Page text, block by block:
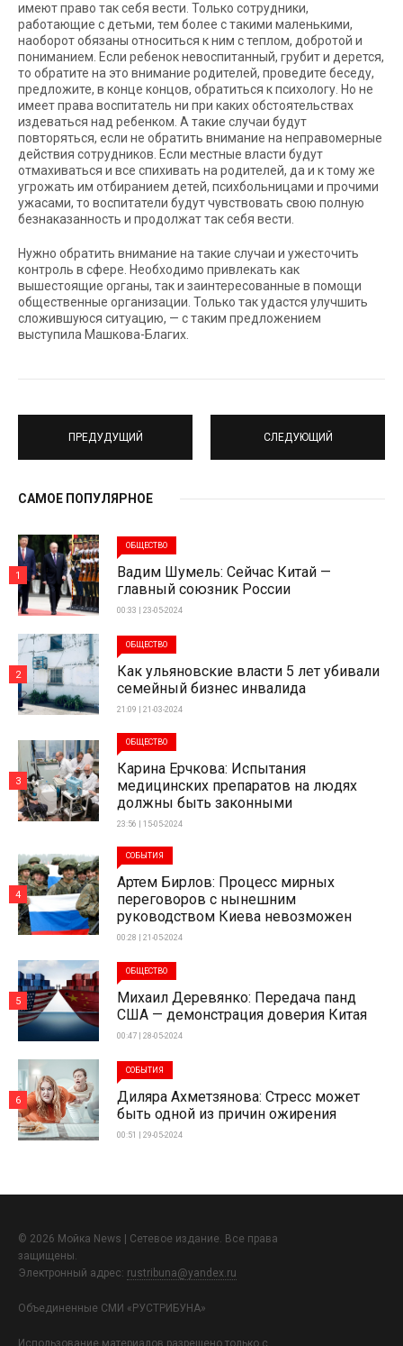
имеют право так себя вести. Только сотрудники,
работающие с детьми, тем более с такими маленькими,
наоборот обязаны относиться к ним с теплом, добротой и
пониманием. Если ребенок невоспитанный, грубит и дерется,
то обратите на это внимание родителей, проведите беседу,
предложите, в конце концов, обратиться к психологу. Но не
имеет права воспитатель ни при каких обстоятельствах
издеваться над ребенком. А такие случаи будут
повторяться, если не обратить внимание на неправомерные
действия сотрудников. Если местные власти будут
отмахиваться и все спихивать на родителей, да и к тому же
угрожать им отбиранием детей, психбольницами и прочими
ужасами, то воспитатели будут чувствовать свою полную
безнаказанность и продолжат так себя вести.
Нужно обратить внимание на такие случаи и ужесточить
контроль в сфере. Необходимо привлекать как
вышестоящие органы, так и заинтересованные в помощи
общественные организации. Только так удастся улучшить
сложившуюся ситуацию, — с таким предложением
выступила Машкова-Благих.
ПРЕДУДУЩИЙ СЛЕДУЮЩИЙ
САМОЕ ПОПУЛЯРНОЕ
ОБЩЕСТВО
Вадим Шумель: Сейчас Китай —
главный союзник России
00:33 | 23-05-2024
1
ОБЩЕСТВО
Как ульяновские власти 5 лет убивали
семейный бизнес инвалида
21:09 | 21-03-2024
2
ОБЩЕСТВО
Карина Ерчкова: Испытания
медицинских препаратов на людях
должны быть законными
23:56 | 15-05-2024
3
СОБЫТИЯ
Артем Бирлов: Процесс мирных
переговоров с нынешним
руководством Киева невозможен
00:28 | 21-05-2024
4
ОБЩЕСТВО
Михаил Деревянко: Передача панд
США — демонстрация доверия Китая
00:47 | 28-05-2024
5
СОБЫТИЯ
Диляра Ахметзянова: Стресс может
быть одной из причин ожирения
00:51 | 29-05-2024
6
© 2026 Мойка News | Сетевое издание. Все права
защищены.
Электронный адрес: rustribuna@yandex.ru
Объединенные СМИ «РУСТРИБУНА»
Использование материалов разрешено только с